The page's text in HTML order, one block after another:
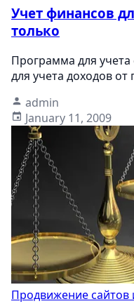
Учет финансов
только
Программа для
для учета доходов от
admin
January 11, 2009
Продвижение сайтов